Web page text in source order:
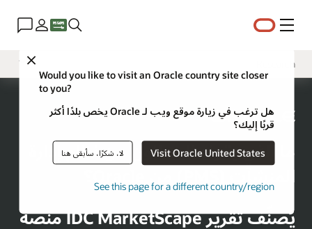
القائمة
Close
Would you like to visit an Oracle country site closer
to you?
هل ترغب في زيارة موقع ويب لـ Oracle يخص بلدًا أكثر
قربًا إليك؟
Visit Oracle United States لا، شكرًا، سأبقى هنا
See this page for a different country/region
Research
Sectors
قصص العملاء
ما الذي يقوله المحللون عن نظام إدارة
المنشآت (PMS) من Oracle؟
يُصنِّف تقرير IDC MarketScape منصة